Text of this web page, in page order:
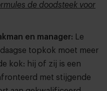
de doodsteek voor
en manager: Le
topkok moet meer
kok: hij of zij is een
met stijgende